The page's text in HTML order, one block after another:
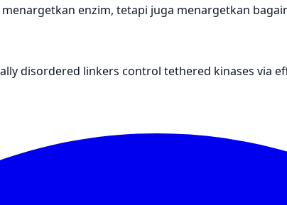
enzim, tetapi juga menargetkan
disordered linkers control tethered kinases via